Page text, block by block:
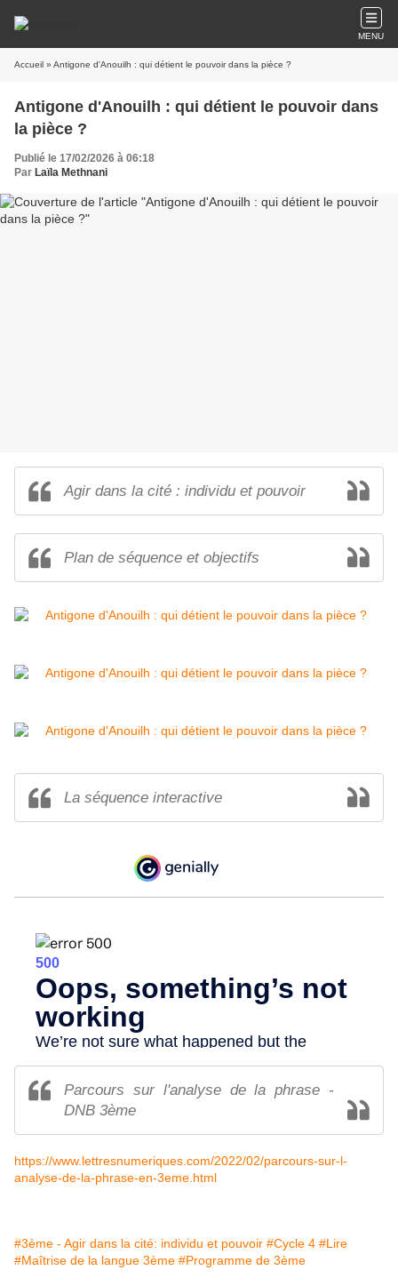
MENU
Accueil » Antigone d'Anouilh : qui détient le pouvoir dans la pièce ?
Antigone d'Anouilh : qui détient le pouvoir dans
la pièce ?
Publié le 17/02/2026 à 06:18
Par Laïla Methnani
Agir dans la cité : individu et pouvoir
Plan de séquence et objectifs
La séquence interactive
Parcours sur l'analyse de la phrase -
DNB 3ème
https://www.lettresnumeriques.com/2022/02/parcours-sur-l-
analyse-de-la-phrase-en-3eme.html
#3ème - Agir dans la cité: individu et pouvoir #Cycle 4 #Lire
#Maîtrise de la langue 3ème #Programme de 3ème